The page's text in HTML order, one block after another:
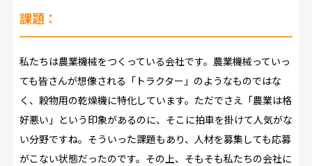
課題：
私たちは農業機械をつくっている会社です。農業機械っていっ
ても皆さんが想像される「トラクター」のようなものではな
く、穀物用の乾燥機に特化しています。ただでさえ「農業は格
好悪い」という印象があるのに、そこに拍車を掛けて人気がな
い分野ですね。そういった課題もあり、人材を募集しても応募
がこない状態だったのです。その上、そもそも私たちの会社に